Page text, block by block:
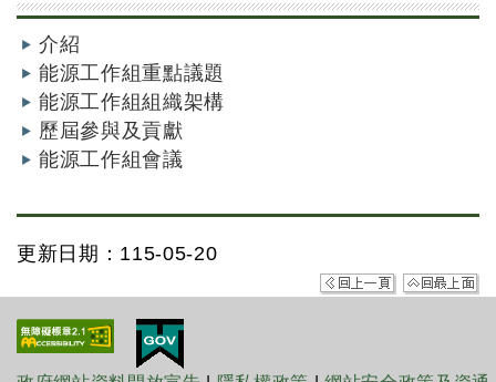
介紹
能源工作組重點議題
能源工作組組織架構
歷屆參與及貢獻
能源工作組會議
更新日期：115-05-20